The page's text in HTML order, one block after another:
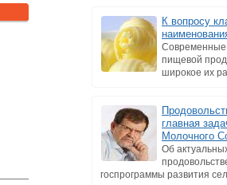
К вопросу
Современные
пищевой
широкое их
главная
Молочного
Об
госпрограммы развития